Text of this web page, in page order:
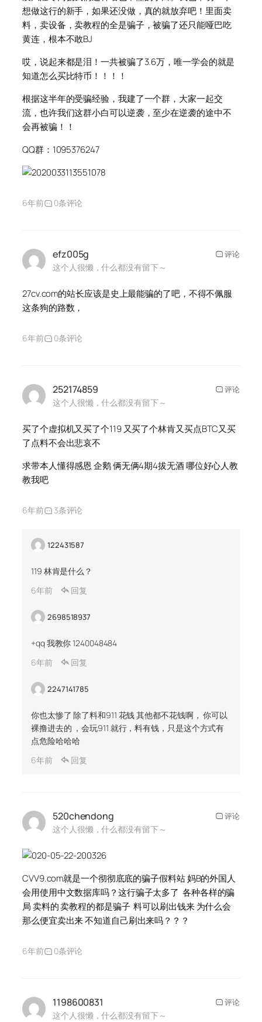
想做这行的新手，如果还没做，真的就放弃吧！里面卖
料，卖设备，卖教程的全是骗子，被骗了还只能哑巴吃
黄连，根本不敢BJ
哎，说起来都是泪！一共被骗了3.6万，唯一学会的就是
知道怎么买比特币！！！！
根据这半年的受骗经验，我建了一个群，大家一起交
流，也许我们这群小白可以逆袭，至少在逆袭的途中不
会再被骗！！
QQ群：1095376247
6年前 0条评论
efz005g
这个人很懒，什么都没有留下～
评论
27cv.com的站长应该是史上最能骗的了吧，不得不佩服
这条狗的路数，
6年前 0条评论
252174859
这个人很懒，什么都没有留下～
评论
买了个虚拟机又买了个119 又买了个林肯又买点BTC又买
了点料不会出悲哀不
求带本人懂得感恩 企鹅 俩无俩4期4拔无酒 哪位好心人教
教我吧
6年前 3条评论
122431587
119 林肯是什么？
6年前
回复
2698518937
+qq 我教你 1240048484
6年前
回复
2247141785
你也太惨了 除了料和911 花钱 其他都不花钱啊， 你可以
裸撸进去的 ，会玩911 就行，料有钱，只是这个方式有
点危险哈哈哈
6年前
回复
520chendong
这个人很懒，什么都没有留下～
评论
CVV9.com就是一个彻彻底底的骗子假料站 妈B的外国人
会用使用中文数据库吗？这行骗子太多了 各种各样的骗
局 卖料的 卖教程的都是骗子 料可以刷出钱来 为什么会
那么便宜卖出来 不知道自己刷出来吗？？？
6年前 0条评论
1198600831
这个人很懒，什么都没有留下～
评论